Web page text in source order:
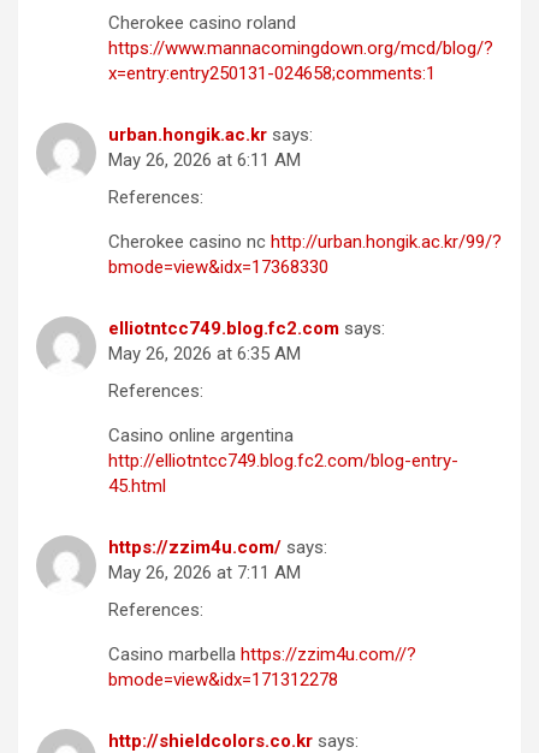
Cherokee casino roland
https://www.mannacomingdown.org/mcd/blog/?
x=entry:entry250131-024658;comments:1
urban.hongik.ac.kr says:
May 26, 2026 at 6:11 AM
References:
Cherokee casino nc http://urban.hongik.ac.kr/99/?
bmode=view&idx=17368330
elliotntcc749.blog.fc2.com says:
May 26, 2026 at 6:35 AM
References:
Casino online argentina
http://elliotntcc749.blog.fc2.com/blog-entry-
45.html
https://zzim4u.com/ says:
May 26, 2026 at 7:11 AM
References:
Casino marbella https://zzim4u.com//?
bmode=view&idx=171312278
http://shieldcolors.co.kr says: